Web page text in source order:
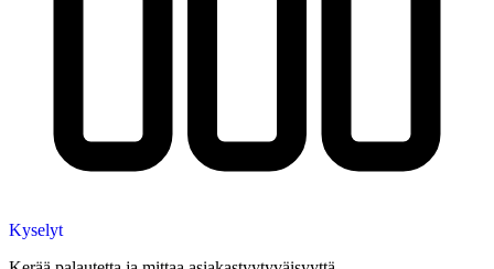
Kyselyt